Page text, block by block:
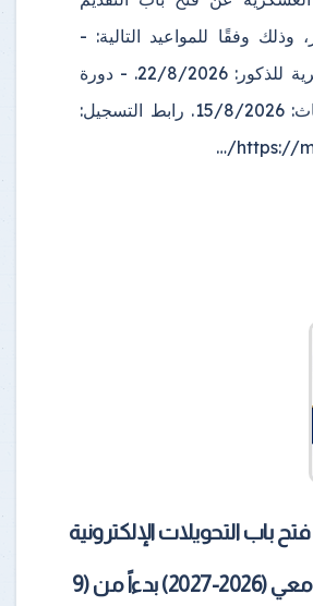
وذلك وفقًا للمواعيد التالية: -
دورة التربية العسكرية للذكور: 22/8/2026. - دورة
التربية الوطنية للإناث: 15/8/2026. رابط التسجيل:
https://
باب التحويلات الإلكترونية
لكلياتها للعام الجامعي (2026-2027) بدءاً من (9